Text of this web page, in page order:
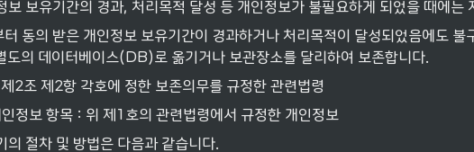
보유기간의 경과, 처리목적 달성 등 개인정보가 불필요하게 되었을 때에는
동의 받은 개인정보 보유기간이 경과하거나 처리목적이 달성되었음에도
도의 데이터베이스(DB)로 옮기거나 보관장소를 달리하여 보존합니다.
2조 제2항 각호에 정한 보존의무를 규정한 관련법령
정보 항목 : 위 제1호의 관련법령에서 규정한 개인정보
절차 및 방법은 다음과 같습니다.